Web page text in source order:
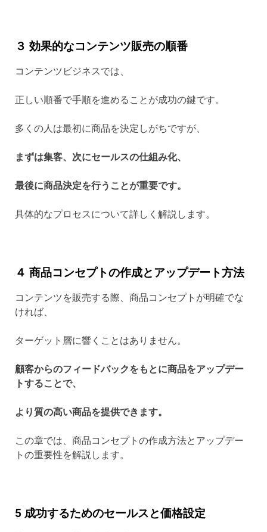
３ 効果的なコンテンツ販売の順番
コンテンツビジネスでは、
正しい順番で手順を進めることが成功の鍵です。
多くの人は最初に商品を決定しがちですが、
まずは集客、次にセールスの仕組み化、
最後に商品決定を行うことが重要です。
具体的なプロセスについて詳しく解説します。
４ 商品コンセプトの作成とアップデート方法
コンテンツを販売する際、商品コンセプトが明確でな
ければ、
ターゲット層に響くことはありません。
顧客からのフィードバックをもとに商品をアップデー
トすることで、
より質の高い商品を提供できます。
この章では、商品コンセプトの作成方法とアップデー
トの重要性を解説します。
5 成功するためのセールスと価格設定